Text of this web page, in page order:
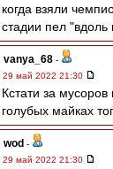
когда взяли
стадии пел
vanya_68 -
29 май 2022 21:30
Кстати за
голубых майках
wod -
29 май 2022 21:30